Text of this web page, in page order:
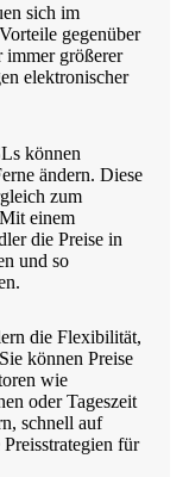
sich im
gegenüber
immer größerer
elektronischer
können
ändern. Diese
zum
einem
die Preise in
und so
die Flexibilität,
können Preise
wie
oder Tageszeit
schnell auf
für